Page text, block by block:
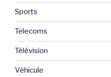
Sports
Telecoms
Télévision
Véhicule